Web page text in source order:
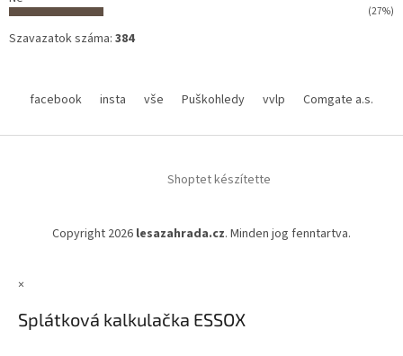
(27%)
Szavazatok száma: 384
facebook insta vše Puškohledy vvlp Comgate a.s.
Shoptet készítette
Copyright 2026 lesazahrada.cz. Minden jog fenntartva.
×
Splátková kalkulačka ESSOX